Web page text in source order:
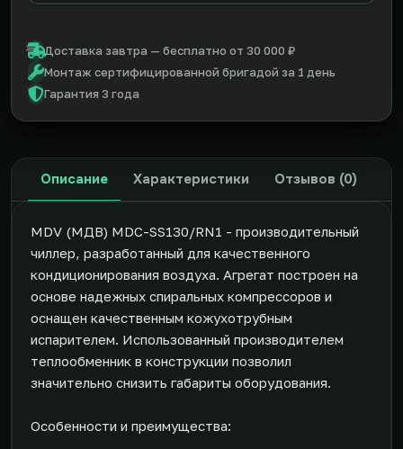
Доставка завтра — бесплатно от 30 000 ₽
Монтаж сертифицированной бригадой за 1 день
Гарантия 3 года
Описание Характеристики Отзывов (0)
MDV (МДВ) MDC-SS130/RN1 - производительный
чиллер, разработанный для качественного
кондиционирования воздуха. Агрегат построен на
основе надежных спиральных компрессоров и
оснащен качественным кожухотрубным
испарителем. Использованный производителем
теплообменник в конструкции позволил
значительно снизить габариты оборудования.
Особенности и преимущества: